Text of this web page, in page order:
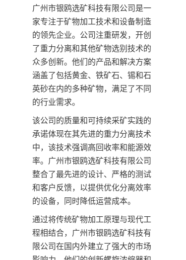
广州市银鸥选矿科技有限公司是一
家专注于矿物加工技术和设备制造
的领先企业。公司注重研发，开创
了重力分离和其他矿物选别技术的
众多创新。他们的产品和解决方案
涵盖了包括黄金、铁矿石、锡和石
英砂在内的多种矿物，满足了不同
的行业需求。
该公司的质量和可持续采矿实践的
承诺体现在其先进的重力分离技术
中，该技术强调高回收率和能源效
率。广州市银鸥选矿科技有限公司
整合了最先进的设计、严格的测试
和客户反馈，以提供优化分离效率
的设备，同时降低运营成本。
通过将传统矿物加工原理与现代工
程相结合，广州市银鸥选矿科技有
限公司在国内外建立了强大的市场